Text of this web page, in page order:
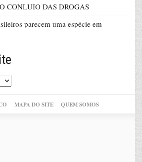
CONLUIO DAS DROGAS
parecem uma espécie em
MAPA DO SITE QUEM SOMOS